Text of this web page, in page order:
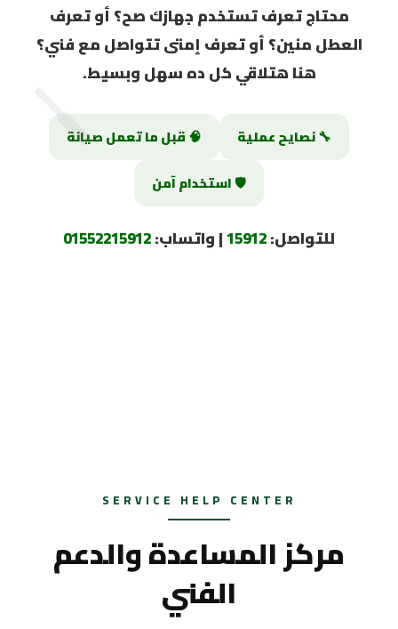
🪛
محتاج تعرف تستخدم جهازك صح؟ أو تعرف
العطل منين؟ أو تعرف إمتى تتواصل مع فني؟
هنا هتلاقي كل ده سهل وبسيط.
🔧 نصايح عملية
🧠 قبل ما تعمل صيانة
🛡️ استخدام آمن
للتواصل:15912| واتساب:01552215912
SERVICE HELP CENTER
مركز المساعدة والدعم
الفني